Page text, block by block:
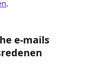
.
e-mails